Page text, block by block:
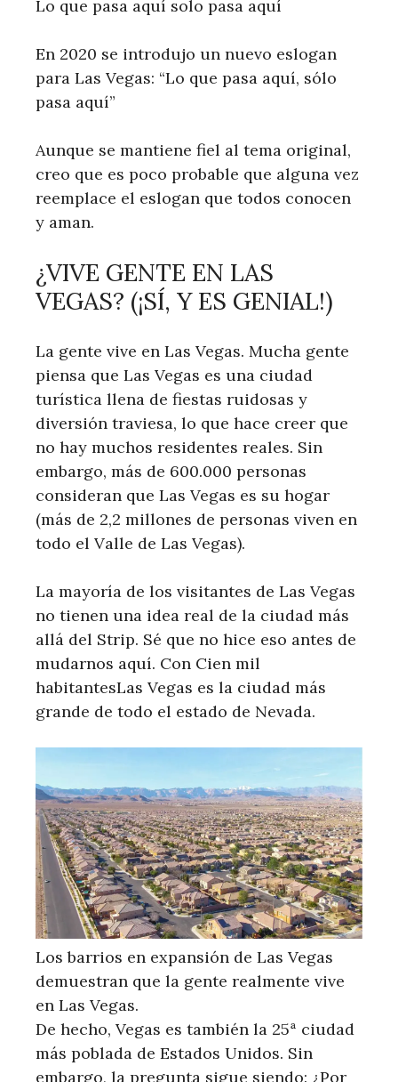
Lo que pasa aquí solo pasa aquí
En 2020 se introdujo un nuevo eslogan
para Las Vegas: “Lo que pasa aquí, sólo
pasa aquí”
Aunque se mantiene fiel al tema original,
creo que es poco probable que alguna vez
reemplace el eslogan que todos conocen
y aman.
¿VIVE GENTE EN LAS
VEGAS? (¡SÍ, Y ES GENIAL!)
La gente vive en Las Vegas. Mucha gente
piensa que Las Vegas es una ciudad
turística llena de fiestas ruidosas y
diversión traviesa, lo que hace creer que
no hay muchos residentes reales. Sin
embargo, más de 600.000 personas
consideran que Las Vegas es su hogar
(más de 2,2 millones de personas viven en
todo el Valle de Las Vegas).
La mayoría de los visitantes de Las Vegas
no tienen una idea real de la ciudad más
allá del Strip. Sé que no hice eso antes de
mudarnos aquí. Con Cien mil
habitantesLas Vegas es la ciudad más
grande de todo el estado de Nevada.
Los barrios en expansión de Las Vegas
demuestran que la gente realmente vive
en Las Vegas.
De hecho, Vegas es también la 25ª ciudad
más poblada de Estados Unidos. Sin
embargo, la pregunta sigue siendo: ¿Por